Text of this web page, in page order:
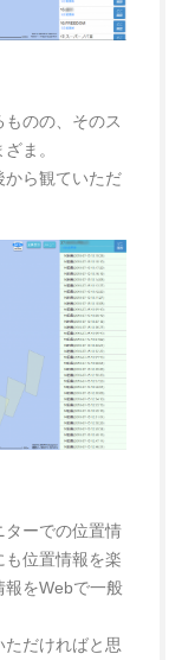
のの、そのス
ま。
から観ていただ
ターでの位置情
位置情報を楽
報をWebで一般
ただければと思